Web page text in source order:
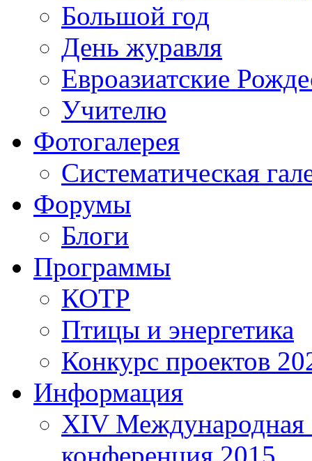
Большой год
День журавля
Евроазиатские
Учителю
Фотогалерея
Систематическая
Форумы
Блоги
Программы
КОТР
Птицы и энергетика
Конкурс проектов
Информация
XIV Международная